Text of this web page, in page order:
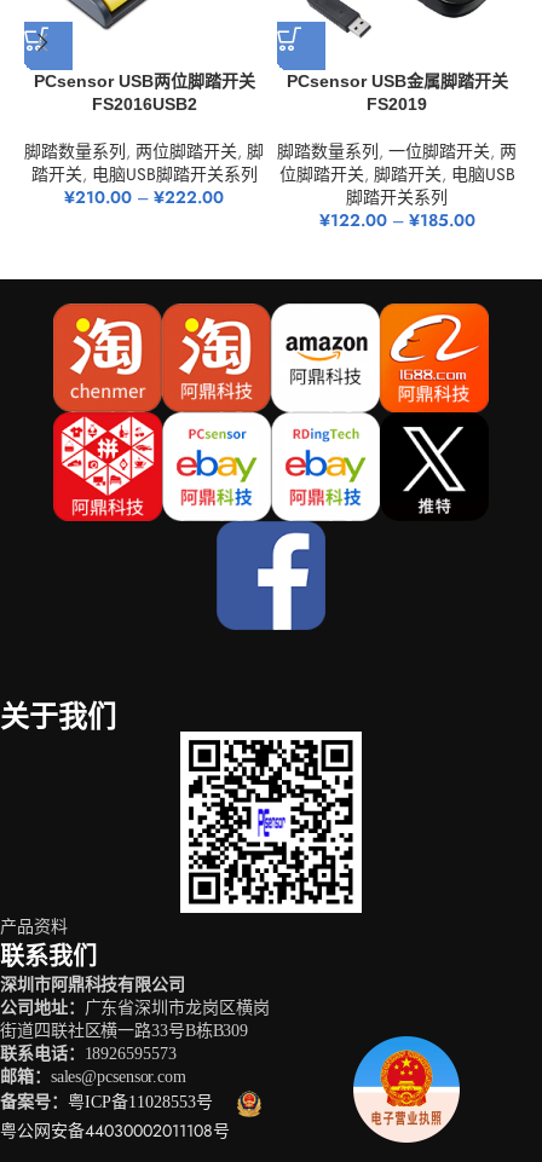
PCsensor USB两位脚踏开关
FS2016USB2
脚踏数量系列,两位脚踏开关,脚
踏开关, 电脑USB脚踏开关系列
¥210.00 –¥222.00
PCsensor USB金属脚踏开关
FS2019
脚踏数量系列,一位脚踏开关,两
位脚踏开关, 脚踏开关, 电脑USB
脚踏开关系列
¥122.00– ¥185.00
关于我们
产品资料
联系我们
深圳市阿鼎科技有限公司
公司地址：
广东省深圳市龙岗区横岗
街道四联社区横一路33号B栋B309
联系电话： 18926595573
邮箱： sales@pcsensor.com
备案号： 粤ICP备11028553号
粤公网安备44030002011108号